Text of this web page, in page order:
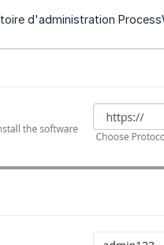
d'administration